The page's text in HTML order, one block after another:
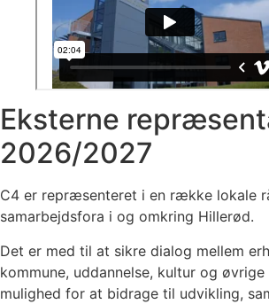
Eksterne
2026/2027
C4 er repræsenteret i en række lokale
samarbejdsfora i og omkring Hillerød.
Det er med til at sikre dialog mellem
kommune, uddannelse, kultur og
mulighed for at bidrage til udvikling,